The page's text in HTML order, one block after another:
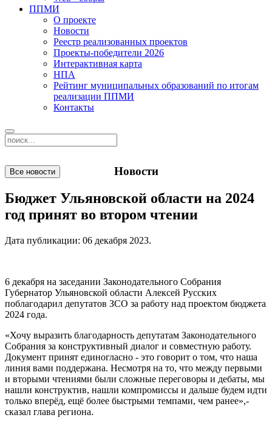
ППМИ
О проекте
Новости
Реестр реализованных проектов
Проекты-победители 2026
Интерактивная карта
НПА
Рейтинг муниципальных образований по итогам
реализации ППМИ
Контакты
Новости
Все новости
Бюджет Ульяновской области на 2024
год принят во втором чтении
Дата публикации: 06 декабря 2023.
6 декабря на заседании Законодательного Собрания
Губернатор Ульяновской области Алексей Русских
поблагодарил депутатов ЗСО за работу над проектом бюджета
2024 года.
«Хочу выразить благодарность депутатам Законодательного
Собрания за конструктивный диалог и совместную работу.
Документ принят единогласно - это говорит о том, что наша
линия вами поддержана. Несмотря на то, что между первыми
и вторыми чтениями были сложные переговоры и дебаты, мы
нашли конструктив, нашли компромиссы и дальше будем идти
только вперёд, ещё более быстрыми темпами, чем ранее»,-
сказал глава региона.